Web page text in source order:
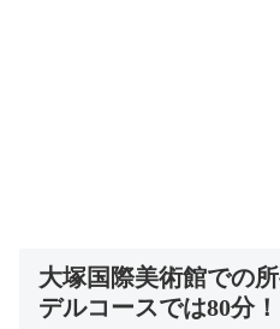
大塚国際美術館での
デルコースでは80分！